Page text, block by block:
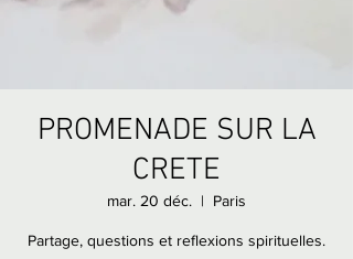
PROMENADE SUR LA
CRETE
mar. 20 déc.
  |
Paris
Partage, questions et reflexions spirituelles.